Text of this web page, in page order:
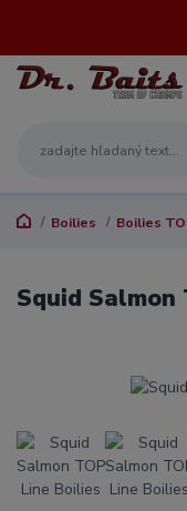
Boilies Boilies
Squid Salmon